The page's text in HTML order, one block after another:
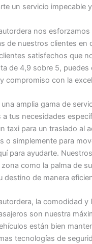
un servicio impecable
nos
de nuestros clientes en
satisfechos que
de 4,9 sobre 5, puedes
compromiso con la
amplia gama de
tus necesidades
taxi para un traslado al
o simplemente para
para ayudarte.
como la palma de
destino de manera
la comodidad y
son nuestra
están bien
tecnologías de